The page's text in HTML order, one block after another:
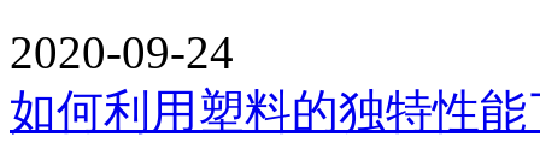
2020-09-24
如何利用塑料的独特性